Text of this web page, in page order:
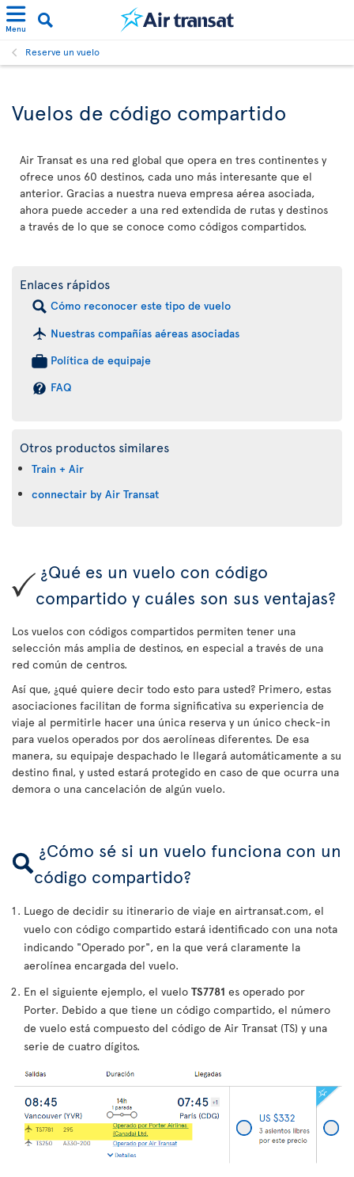
Menu
Reserve un vuelo
Vuelos de código compartido
Air Transat es una red global que opera en tres continentes y
ofrece unos 60 destinos, cada uno más interesante que el
anterior. Gracias a nuestra nueva empresa aérea asociada,
ahora puede acceder a una red extendida de rutas y destinos
a través de lo que se conoce como códigos compartidos.
Enlaces rápidos
Cómo reconocer este tipo de vuelo
Nuestras compañías aéreas asociadas
Política de equipaje
FAQ
Otros productos similares
Train + Air
connectair by Air Transat
¿Qué es un vuelo con código
compartido y cuáles son sus ventajas?
Los vuelos con códigos compartidos permiten tener una
selección más amplia de destinos, en especial a través de una
red común de centros.
Así que, ¿qué quiere decir todo esto para usted? Primero, estas
asociaciones facilitan de forma significativa su experiencia de
viaje al permitirle hacer una única reserva y un único check-in
para vuelos operados por dos aerolíneas diferentes. De esa
manera, su equipaje despachado le llegará automáticamente a su
destino final, y usted estará protegido en caso de que ocurra una
demora o una cancelación de algún vuelo.
¿Cómo sé si un vuelo funciona con un
código compartido?
Luego de decidir su itinerario de viaje en airtransat.com, el
vuelo con código compartido estará identificado con una nota
indicando "Operado por", en la que verá claramente la
aerolínea encargada del vuelo.
En el siguiente ejemplo, el vuelo TS7781 es operado por
Porter. Debido a que tiene un código compartido, el número
de vuelo está compuesto del código de Air Transat (TS) y una
serie de cuatro dígitos.